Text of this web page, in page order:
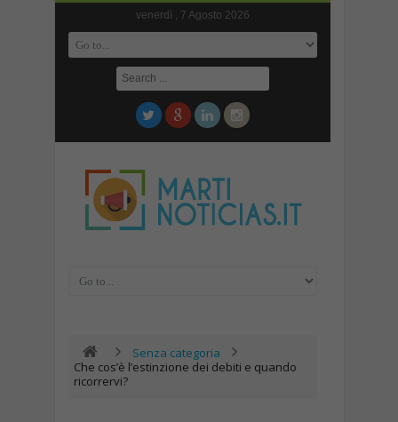
venerdì , 7 Agosto 2026
Senza categoria
Che cos’è l’estinzione dei debiti e quando
ricorrervi?